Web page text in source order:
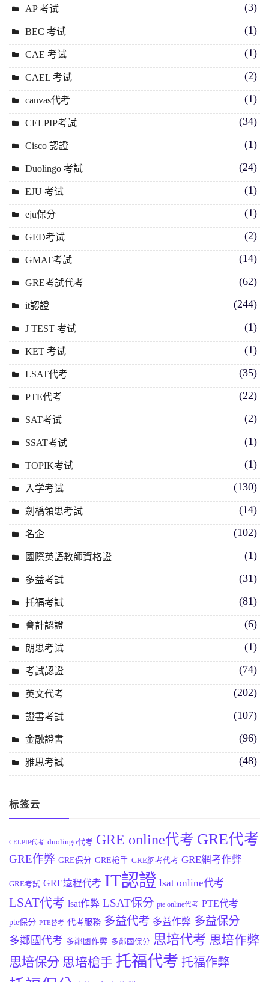
AP 考试 (3)
BEC 考试 (1)
CAE 考试 (1)
CAEL 考试 (2)
canvas代考 (1)
CELPIP考試 (34)
Cisco 認證 (1)
Duolingo 考試 (24)
EJU 考试 (1)
eju保分 (1)
GED考试 (2)
GMAT考試 (14)
GRE考試代考 (62)
it認證 (244)
J TEST 考试 (1)
KET 考试 (1)
LSAT代考 (35)
PTE代考 (22)
SAT考试 (2)
SSAT考试 (1)
TOPIK考试 (1)
入学考试 (130)
劍橋領思考試 (14)
名企 (102)
國際英語教師資格證 (1)
多益考試 (31)
托福考試 (81)
會計認證 (6)
朗思考试 (1)
考試認證 (74)
英文代考 (202)
證書考試 (107)
金融證書 (96)
雅思考試 (48)
标签云
CELPIP代考 duolingo代考 GRE online代考 GRE代考
GRE作弊 GRE保分 GRE槍手 GRE網考代考 GRE網考作弊
GRE考試 GRE遠程代考 IT認證 lsat online代考
LSAT代考 lsat作弊 LSAT保分 pte online代考 PTE代考
pte保分 PTE替考 代考服務 多益代考 多益作弊 多益保分
多鄰國代考 多鄰國作弊 多鄰國保分 思培代考 思培作弊
思培保分 思培槍手 托福代考 托福作弊